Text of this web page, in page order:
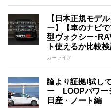
【日本正規モデ
ー】【車のナビ
型ヴォクシー･
ト使えるか比較
カーライフ
論より証拠!試し
ー LOOPパワー
日産・ノート編